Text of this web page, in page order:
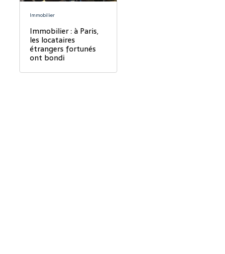
Immobilier
Immobilier : à Paris,
les locataires
étrangers fortunés
ont bondi